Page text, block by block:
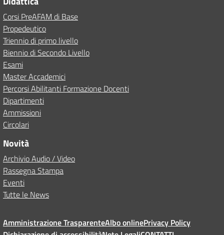
Corsi PreAFAM di Base
Propedeutico
Triennio di primo livello
Biennio di Secondo Livello
Esami
Master Accademici
Percorsi Abilitanti Formazione Docenti
Dipartimenti
Ammissioni
Circolari
Novità
Archivio Audio / Video
Rassegna Stampa
Eventi
Tutte le News
Amministrazione TrasparenteAlbo onlinePrivacy Policy